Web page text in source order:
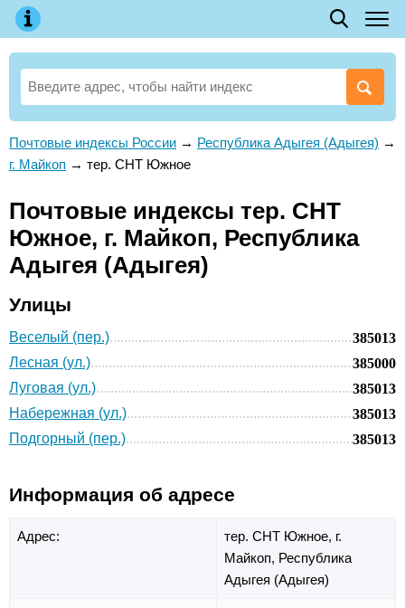
Почтовые индексы России → Республика Адыгея (Адыгея) →
г. Майкоп → тер. СНТ Южное
Почтовые индексы тер. СНТ
Южное, г. Майкоп, Республика
Адыгея (Адыгея)
Улицы
Веселый (пер.)
385013
Лесная (ул.)
385000
Луговая (ул.)
385013
Набережная (ул.)
385013
Подгорный (пер.)
385013
Информация об адресе
Адрес: тер. СНТ Южное, г.
Майкоп, Республика
Адыгея (Адыгея)